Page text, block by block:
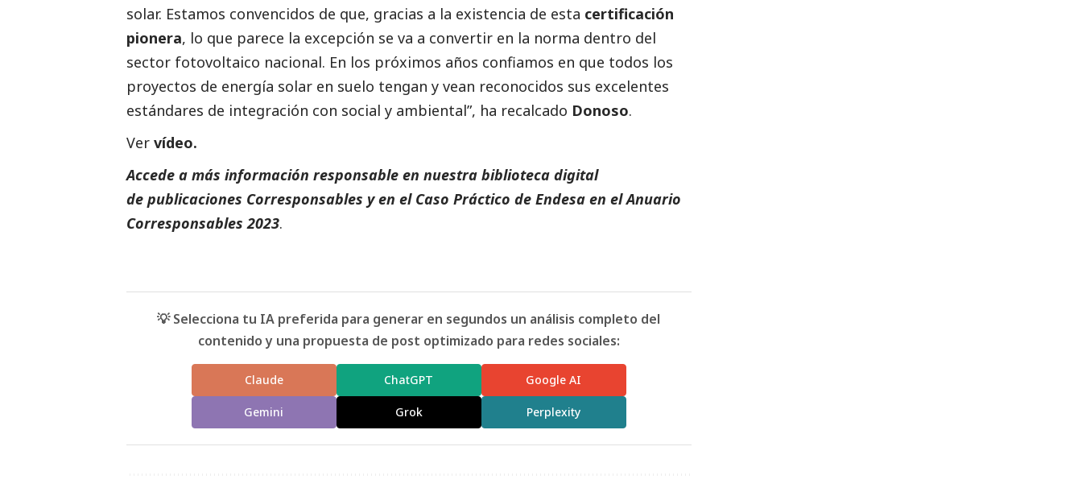
solar. Estamos convencidos de que, gracias a la existencia de esta certificación
pionera, lo que parece la excepción se va a convertir en la norma dentro del
sector fotovoltaico nacional. En los próximos años confiamos en que todos los
proyectos de energía solar en suelo tengan y vean reconocidos sus excelentes
estándares de integración con social y ambiental”, ha recalcado Donoso.
Ver vídeo.
Accede a más información responsable en nuestra biblioteca digital
de publicaciones Corresponsables y en el Caso Práctico de Endesa en elAnuario
Corresponsables 2023.
💡 Selecciona tu IA preferida para generar en segundos un análisis completo del
contenido y una propuesta de post optimizado para redes sociales:
Claude ChatGPT Google AI
Gemini Grok Perplexity